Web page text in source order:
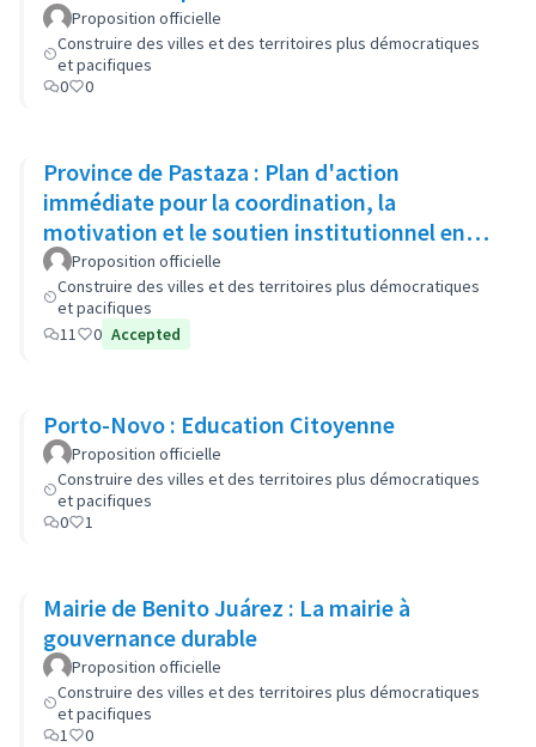
Proposition officielle
Construire des villes et des territoires plus démocratiques
et pacifiques
0
0
Province de Pastaza : Plan d'action
immédiate pour la coordination, la
motivation et le soutien institutionnel en
vue de renforcer la sécurité
Proposition officielle
Construire des villes et des territoires plus démocratiques
et pacifiques
11
0 Accepted
Porto-Novo : Education Citoyenne
Proposition officielle
Construire des villes et des territoires plus démocratiques
et pacifiques
0
1
Mairie de Benito Juárez : La mairie à
gouvernance durable
Proposition officielle
Construire des villes et des territoires plus démocratiques
et pacifiques
1
0